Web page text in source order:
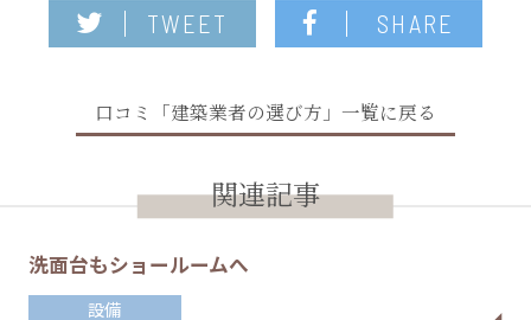
TWEET SHARE
口コミ「建築業者の選び方」一覧に戻る
関連記事
洗面台もショールームへ
設備